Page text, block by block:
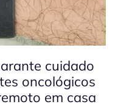
cuidado
oncológicos
em casa